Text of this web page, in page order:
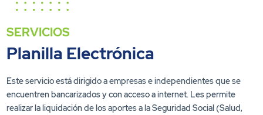
SERVICIOS
Planilla Electrónica
Este servicio está dirigido a empresas e independientes que se
encuentren bancarizados y con acceso a internet. Les permite
realizar la liquidación de los aportes a la Seguridad Social (Salud,